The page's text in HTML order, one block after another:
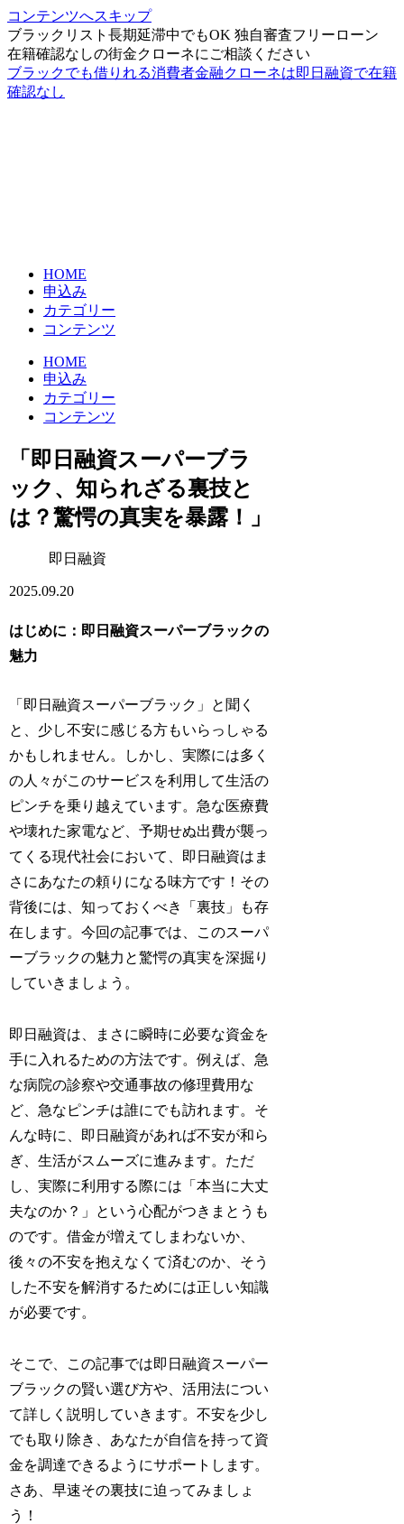
コンテンツへスキップ
ブラックリスト長期延滞中でもOK 独自審査フリーローン
在籍確認なしの街金クローネにご相談ください
ブラックでも借りれる消費者金融クローネは即日融資で在籍
確認なし
HOME
申込み
カテゴリー
コンテンツ
HOME
申込み
カテゴリー
コンテンツ
「即日融資スーパーブラ
ック、知られざる裏技と
は？驚愕の真実を暴露！」
即日融資
2025.09.20
はじめに：即日融資スーパーブラックの
魅力
「即日融資スーパーブラック」と聞く
と、少し不安に感じる方もいらっしゃる
かもしれません。しかし、実際には多く
の人々がこのサービスを利用して生活の
ピンチを乗り越えています。急な医療費
や壊れた家電など、予期せぬ出費が襲っ
てくる現代社会において、即日融資はま
さにあなたの頼りになる味方です！その
背後には、知っておくべき「裏技」も存
在します。今回の記事では、このスーパ
ーブラックの魅力と驚愕の真実を深掘り
していきましょう。
即日融資は、まさに瞬時に必要な資金を
手に入れるための方法です。例えば、急
な病院の診察や交通事故の修理費用な
ど、急なピンチは誰にでも訪れます。そ
んな時に、即日融資があれば不安が和ら
ぎ、生活がスムーズに進みます。ただ
し、実際に利用する際には「本当に大丈
夫なのか？」という心配がつきまとうも
のです。借金が増えてしまわないか、
後々の不安を抱えなくて済むのか、そう
した不安を解消するためには正しい知識
が必要です。
そこで、この記事では即日融資スーパー
ブラックの賢い選び方や、活用法につい
て詳しく説明していきます。不安を少し
でも取り除き、あなたが自信を持って資
金を調達できるようにサポートします。
さあ、早速その裏技に迫ってみましょ
う！